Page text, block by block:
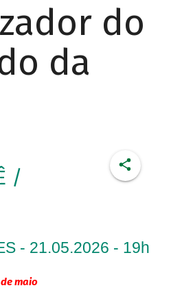
do
da
/
- 21.05.2026 - 19h
maio